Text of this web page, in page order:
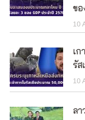
ขอ
10
เก
รั
10
ลา